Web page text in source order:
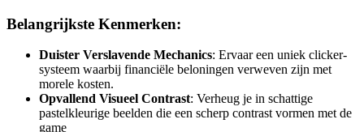
Belangrijkste Kenmerken:
Duister Verslavende Mechanics: Ervaar een uniek clicker-
systeem waarbij financiële beloningen verweven zijn met
morele kosten.
Opvallend Visueel Contrast: Verheug je in schattige
pastelkleurige beelden die een scherp contrast vormen met de
game